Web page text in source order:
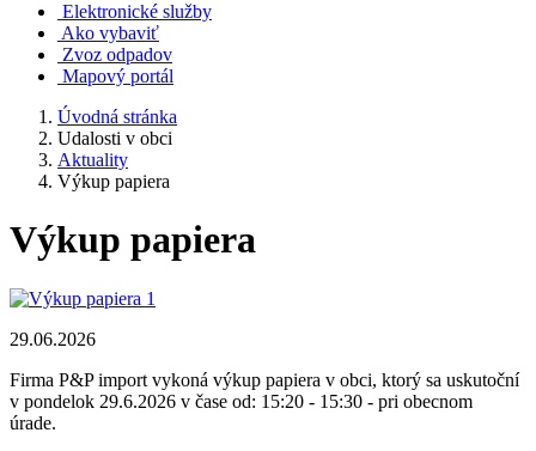
Elektronické služby
Ako vybaviť
Zvoz odpadov
Mapový portál
Úvodná stránka
Udalosti v obci
Aktuality
Výkup papiera
Výkup papiera
29.06.2026
Firma P&P import vykoná výkup papiera v obci, ktorý sa uskutoční
v pondelok 29.6.2026 v čase od: 15:20 - 15:30 - pri obecnom
úrade.